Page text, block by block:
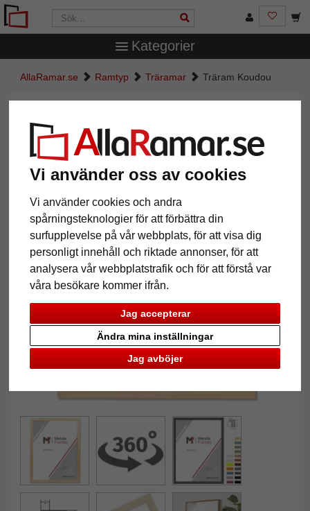
Vi använder oss av cookies
Vi använder cookies och andra
spårningsteknologier för att förbättra din
surfupplevelse på vår webbplats, för att visa dig
personligt innehåll och riktade annonser, för att
analysera vår webbplatstrafik och för att förstå var
våra besökare kommer ifrån.
Jag accepterar
Jag avböjer
Ändra mina inställningar
Kategorier
AllaRamar.se Ramtyp Träramar Träram Koudou
Tillbaka